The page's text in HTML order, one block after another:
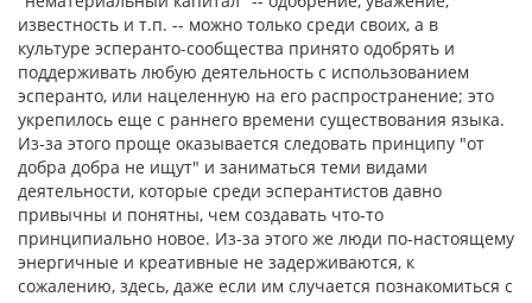
известность и т.п. -- можно только среди своих, а в
культуре эсперанто-сообщества принято одобрять и
поддерживать любую деятельность с использованием
эсперанто, или нацеленную на его распространение; это
укрепилось еще с раннего времени существования языка.
Из-за этого проще оказывается следовать принципу "от
добра добра не ищут" и заниматься теми видами
деятельности, которые среди эсперантистов давно
привычны и понятны, чем создавать что-то
принципиально новое. Из-за этого же люди по-настоящему
энергичные и креативные не задерживаются, к
сожалению, здесь, даже если им случается познакомиться с